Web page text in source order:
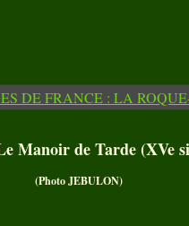
Manoir de Tarde (XVe
(Photo JEBULON)